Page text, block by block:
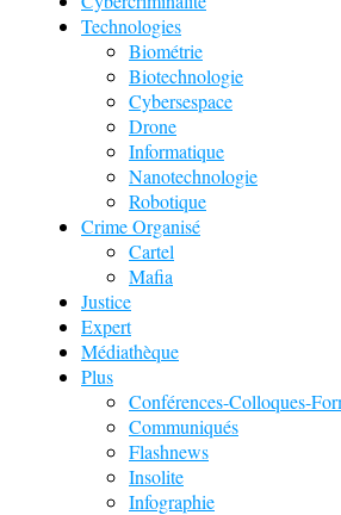
Technologies
Biométrie
Biotechnologie
Cybersespace
Drone
Informatique
Nanotechnologie
Robotique
Crime Organisé
Cartel
Mafia
Justice
Expert
Médiathèque
Plus
Conférences-Colloques-
Communiqués
Flashnews
Insolite
Infographie